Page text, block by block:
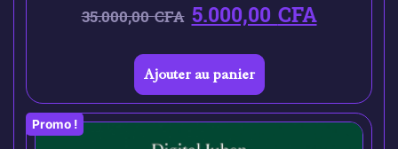
35.000,00CFA 5.000,00CFA
Ajouter au panier
Promo !